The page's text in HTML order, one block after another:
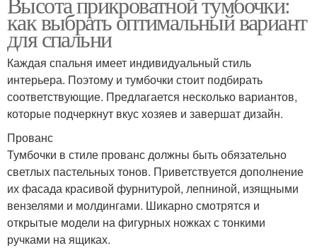
как выбрать оптимальный вариант
для спальни
Каждая спальня имеет индивидуальный стиль
интерьера. Поэтому и тумбочки стоит подбирать
соответствующие. Предлагается несколько вариантов,
которые подчеркнут вкус хозяев и завершат дизайн.
Прованс
Тумбочки в стиле прованс должны быть обязательно
светлых пастельных тонов. Приветствуется дополнение
их фасада красивой фурнитурой, лепниной, изящными
вензелями и молдингами. Шикарно смотрятся и
открытые модели на фигурных ножках с тонкими
ручками на ящиках.